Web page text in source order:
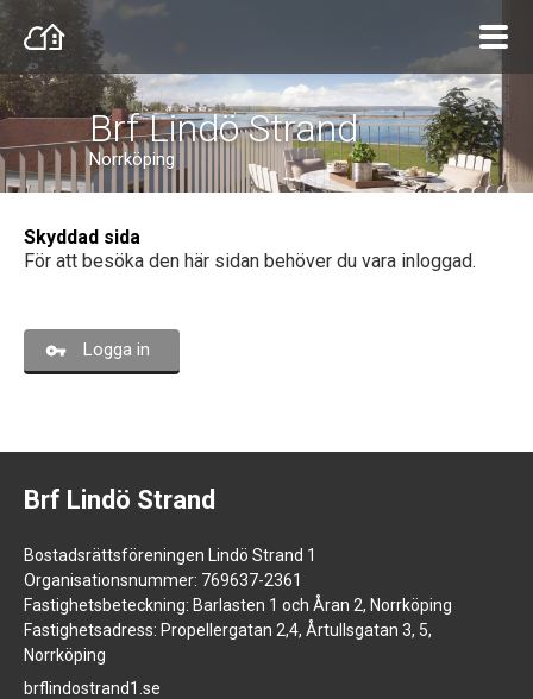
Brf Lindö Strand
Norrköping
Skyddad sida
För att besöka den här sidan behöver du vara inloggad.
Logga in
Brf Lindö Strand
Bostadsrättsföreningen Lindö Strand 1
Organisationsnummer: 769637-2361
Fastighetsbeteckning: Barlasten 1 och Åran 2, Norrköping
Fastighetsadress: Propellergatan 2,4, Årtullsgatan 3, 5,
Norrköping
brflindostrand1.se